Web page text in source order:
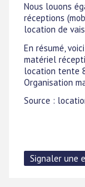
Nous louons
réceptions
location de
En résumé,
matériel
location tente
Organisation
Source :